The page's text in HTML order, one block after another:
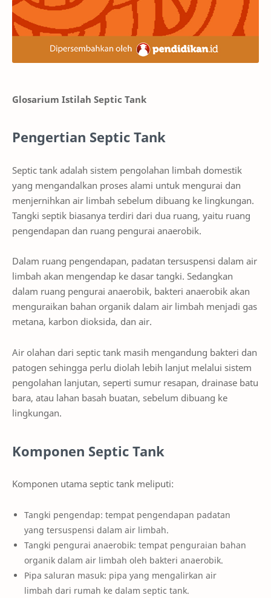
Glosarium Istilah Septic Tank
Pengertian Septic Tank
Septic tank adalah sistem pengolahan limbah domestik
yang mengandalkan proses alami untuk mengurai dan
menjernihkan air limbah sebelum dibuang ke lingkungan.
Tangki septik biasanya terdiri dari dua ruang, yaitu ruang
pengendapan dan ruang pengurai anaerobik.
Dalam ruang pengendapan, padatan tersuspensi dalam air
limbah akan mengendap ke dasar tangki. Sedangkan
dalam ruang pengurai anaerobik, bakteri anaerobik akan
menguraikan bahan organik dalam air limbah menjadi gas
metana, karbon dioksida, dan air.
Air olahan dari septic tank masih mengandung bakteri dan
patogen sehingga perlu diolah lebih lanjut melalui sistem
pengolahan lanjutan, seperti sumur resapan, drainase batu
bara, atau lahan basah buatan, sebelum dibuang ke
lingkungan.
Komponen Septic Tank
Komponen utama septic tank meliputi:
Tangki pengendap: tempat pengendapan padatan
yang tersuspensi dalam air limbah.
Tangki pengurai anaerobik: tempat penguraian bahan
organik dalam air limbah oleh bakteri anaerobik.
Pipa saluran masuk: pipa yang mengalirkan air
limbah dari rumah ke dalam septic tank.